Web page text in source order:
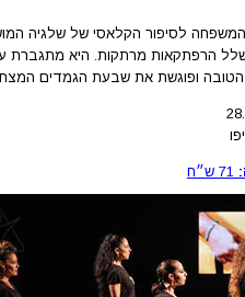
המשפחה לסיפור הקלאסי של שלגיה
הרפתקאות מרתקות. היא מתגברת
ופוגשת את שבעת הגמדים
71 ש״ח